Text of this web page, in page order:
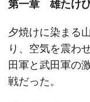
第一章 雄たけ
夕焼けに染まる
り、空気を震わ
田軍と武田軍の
戦だった。